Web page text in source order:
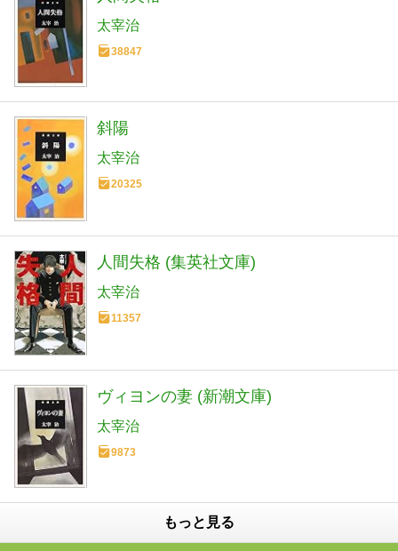
太宰治
38847
斜陽
太宰治
20325
人間失格 (集英社文庫)
太宰治
11357
ヴィヨンの妻 (新潮文庫)
太宰治
9873
もっと見る